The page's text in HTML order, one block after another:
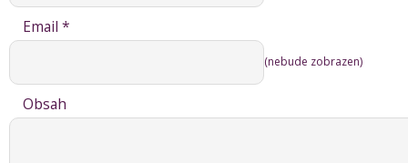
Email *
(nebude zobrazen)
Obsah